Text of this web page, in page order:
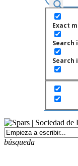
Exact
Search
Search
búsqueda